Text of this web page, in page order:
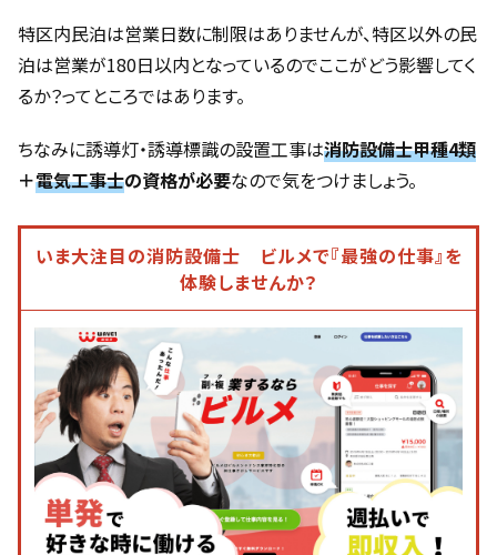
特区内民泊は営業日数に制限はありませんが、特区以外の民
泊は営業が180日以内となっているのでここがどう影響してく
るか？ってところではあります。
ちなみに誘導灯・誘導標識の設置工事は消防設備士甲種4類
＋電気工事士の資格が必要なので気をつけましょう。
いま大注目の消防設備士 ビルメで『最強の仕事』を
体験しませんか？